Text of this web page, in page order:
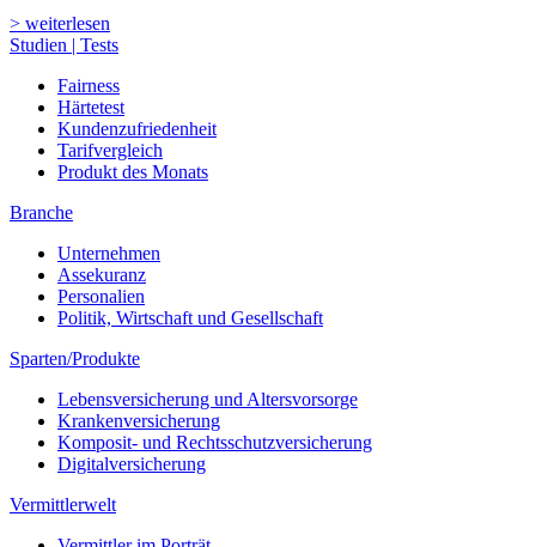
Kundenzufriedenheit
Tarifvergleich
Produkt des Monats
Branche
Unternehmen
Assekuranz
Personalien
Politik, Wirtschaft und Gesellschaft
Sparten/Produkte
Lebensversicherung und Altersvorsorge
Krankenversicherung
Komposit- und Rechtsschutzversicherung
Digitalversicherung
Vermittlerwelt
Vermittler im Porträt
Themen und Betriebe
Positionen
Aus- und Weiterbildung
Digital